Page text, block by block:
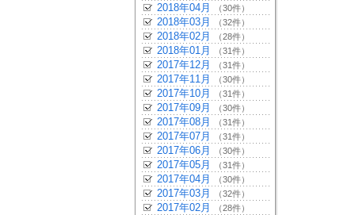
2018年04月 （30件）
2018年03月 （32件）
2018年02月 （28件）
2018年01月 （31件）
2017年12月 （31件）
2017年11月 （30件）
2017年10月 （31件）
2017年09月 （30件）
2017年08月 （31件）
2017年07月 （31件）
2017年06月 （30件）
2017年05月 （31件）
2017年04月 （30件）
2017年03月 （32件）
2017年02月 （28件）